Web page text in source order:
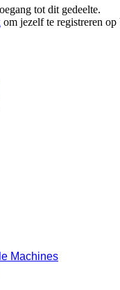
tot dit gedeelte.
om jezelf te registreren
Machines